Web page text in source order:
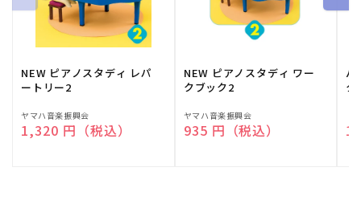
NEW ピアノスタディ レパ
ートリー2
販
売
ヤマハ音楽振興会
通常価格
1,320 円（税込）
NEW ピアノスタディ ワー
クブック2
販
売
ヤマハ音楽振興会
通常価格
935 円（税込）
バ
ク
売